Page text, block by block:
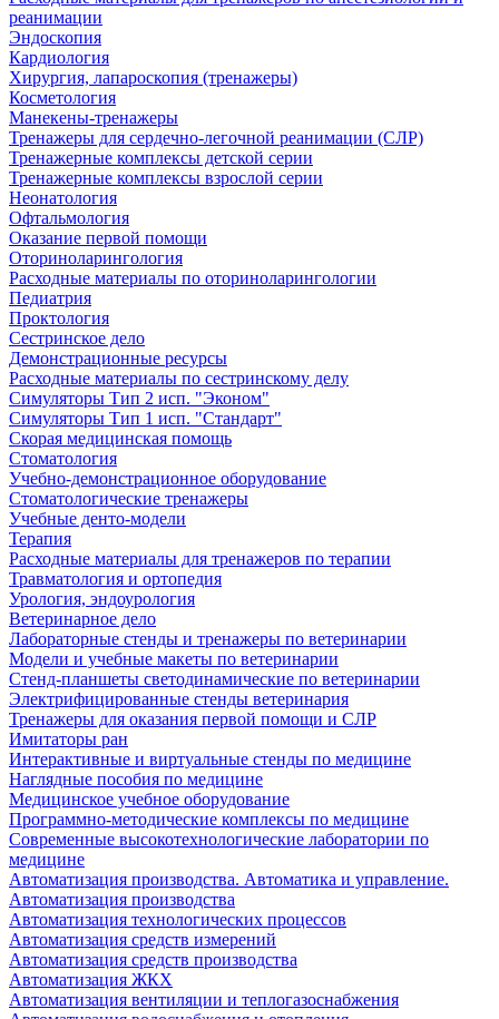
реанимации
Эндоскопия
Кардиология
Хирургия, лапароскопия (тренажеры)
Косметология
Манекены-тренажеры
Тренажеры для сердечно-легочной реанимации (СЛР)
Тренажерные комплексы детской серии
Тренажерные комплексы взрослой серии
Неонатология
Офтальмология
Оказание первой помощи
Оториноларингология
Расходные материалы по оториноларингологии
Педиатрия
Проктология
Сестринское дело
Демонстрационные ресурсы
Расходные материалы по сестринскому делу
Симуляторы Тип 2 исп. "Эконом"
Симуляторы Тип 1 исп. "Стандарт"
Скорая медицинская помощь
Стоматология
Учебно-демонстрационное оборудование
Стоматологические тренажеры
Учебные денто-модели
Терапия
Расходные материалы для тренажеров по терапии
Травматология и ортопедия
Урология, эндоурология
Ветеринарное дело
Лабораторные стенды и тренажеры по ветеринарии
Модели и учебные макеты по ветеринарии
Стенд-планшеты светодинамические по ветеринарии
Электрифицированные стенды ветеринария
Тренажеры для оказания первой помощи и СЛР
Имитаторы ран
Интерактивные и виртуальные стенды по медицине
Наглядные пособия по медицине
Медицинское учебное оборудование
Программно-методические комплексы по медицине
Современные высокотехнологические лаборатории по
медицине
Автоматизация производства. Автоматика и управление.
Автоматизация производства
Автоматизация технологических процессов
Автоматизация средств измерений
Автоматизация средств производства
Автоматизация ЖКХ
Автоматизация вентиляции и теплогазоснабжения